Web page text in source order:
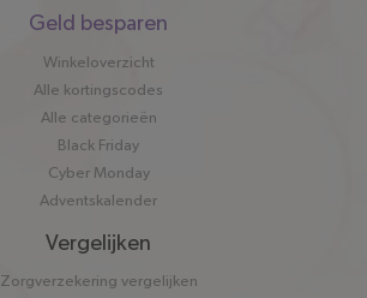
Geld besparen
Winkeloverzicht
Alle kortingscodes
Alle categorieën
Black Friday
Cyber Monday
Adventskalender
Vergelijken
Zorgverzekering vergelijken